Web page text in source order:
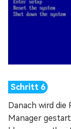
Danach wird die
Manager